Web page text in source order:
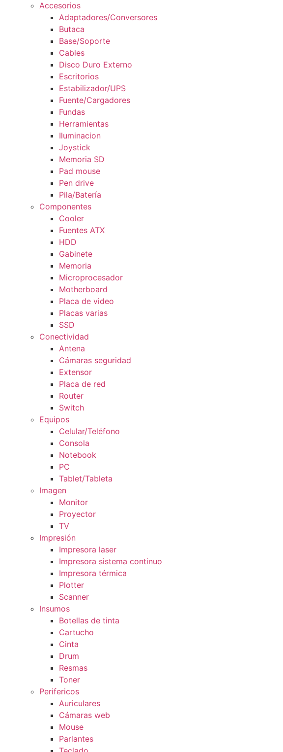
Accesorios
Adaptadores/Conversores
Butaca
Base/Soporte
Cables
Disco Duro Externo
Escritorios
Estabilizador/UPS
Fuente/Cargadores
Fundas
Herramientas
Iluminacion
Joystick
Memoria SD
Pad mouse
Pen drive
Pila/Batería
Componentes
Cooler
Fuentes ATX
HDD
Gabinete
Memoria
Microprocesador
Motherboard
Placa de video
Placas varias
SSD
Conectividad
Antena
Cámaras seguridad
Extensor
Placa de red
Router
Switch
Equipos
Celular/Teléfono
Consola
Notebook
PC
Tablet/Tableta
Imagen
Monitor
Proyector
TV
Impresión
Impresora laser
Impresora sistema continuo
Impresora térmica
Plotter
Scanner
Insumos
Botellas de tinta
Cartucho
Cinta
Drum
Resmas
Toner
Perifericos
Auriculares
Cámaras web
Mouse
Parlantes